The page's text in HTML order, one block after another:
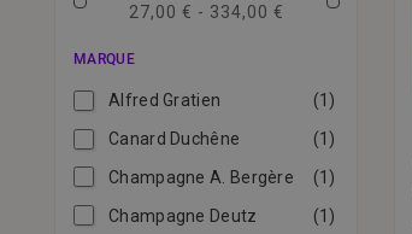
27,00 € - 334,00 €
MARQUE
Alfred Gratien
(1)
Canard Duchêne
(1)
Champagne A. Bergère
(1)
Champagne Deutz
(1)